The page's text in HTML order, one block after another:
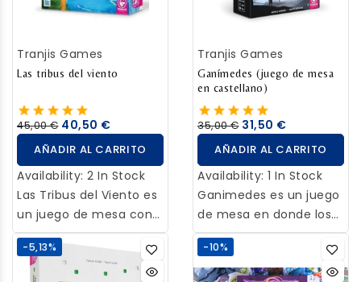
corresponde según su
poderes únicos.
juego estándar,
¡también incorpora un
modo rápido para el
juego base, dos mini
expansiones (Posada y
Guaridas), la opción de
ajustar la dificultad y
una campaña con 5
misiones!
Tranjis Games
Las tribus del viento
45,00 € 40,50 €
AÑADIR AL CARRITO
Availability: 2 In Stock
Las Tribus del Viento es
un juego de mesa con
una ambientación en
donde la explotación
inconsciente de la
Tranjis Games
Ganímedes (juego de mesa
en castellano)
35,00 € 31,50 €
AÑADIR AL CARRITO
Availability: 1 In Stock
Ganimedes es un juego
de mesa en donde los
jugadores
representarán
diferentes
-5,13% -10%